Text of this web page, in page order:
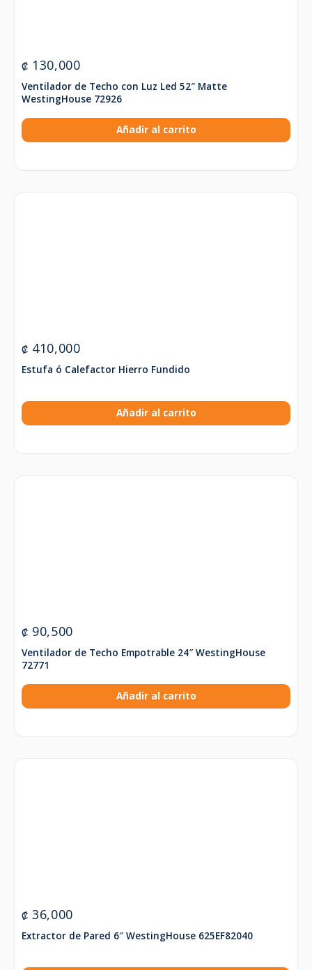
₡ 130,000
Ventilador de Techo con Luz Led 52″ Matte
WestingHouse 72926
Añadir al carrito
₡ 410,000
Estufa ó Calefactor Hierro Fundido
Añadir al carrito
₡ 90,500
Ventilador de Techo Empotrable 24″ WestingHouse
72771
Añadir al carrito
₡ 36,000
Extractor de Pared 6″ WestingHouse 625EF82040